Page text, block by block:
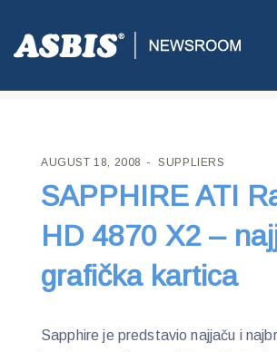
ASBIS CROATIA>SUPPLIERS> SAPPHIRE
X2 – NAJJAČA GRAFIČKA
AUGUST 18, 2008 SUPPLIERS
SAPPHIRE ATI
HD 4870 X2 –
grafička kartica
Sapphire je predstavio najjaču i